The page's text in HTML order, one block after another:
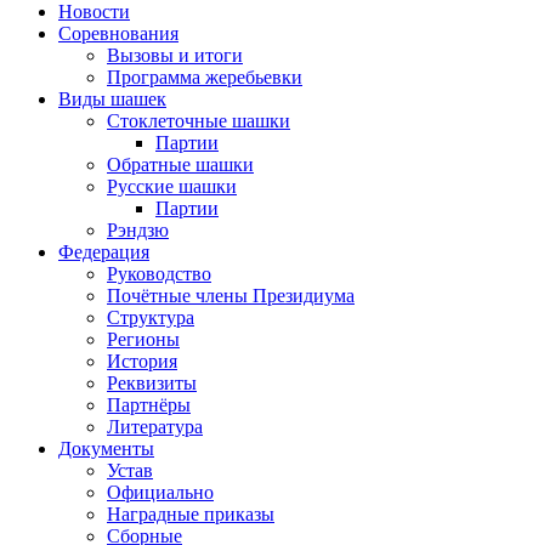
Новости
Соревнования
Вызовы и итоги
Программа жеребьевки
Виды шашек
Стоклеточные шашки
Партии
Обратные шашки
Русские шашки
Партии
Рэндзю
Федерация
Руководство
Почётные члены Президиума
Структура
Регионы
История
Реквизиты
Партнёры
Литература
Документы
Устав
Официально
Наградные приказы
Сборные